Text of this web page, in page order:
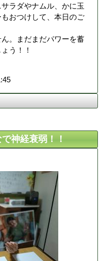
ラダやナムル、かに玉
おつけして、本日のご
。まだまだパワーを蓄
う！！
神経衰弱！！